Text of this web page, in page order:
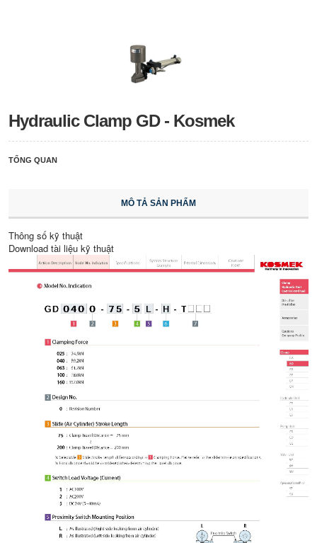
Hydraulic Clamp GD - Kosmek
TỔNG QUAN
MÔ TẢ SẢN PHẨM
Thông số kỹ thuật
Download tài liệu kỹ thuật